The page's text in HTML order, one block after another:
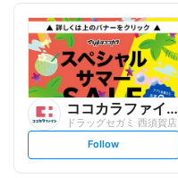
l
o
w
ココカラファイン
ドラッグセガミ 西須賀店
s
t
Follow